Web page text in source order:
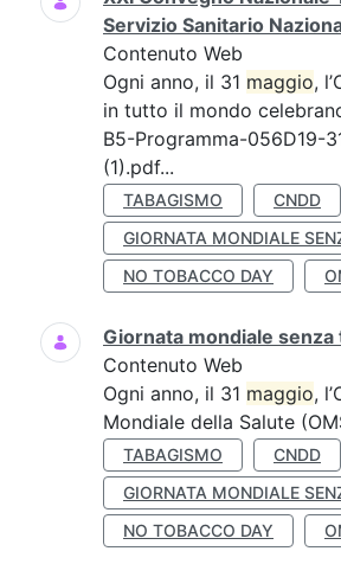
Servizio Sanitario
Contenuto Web
Ogni anno, il 31 maggio,
in tutto il mondo
B5-Programma-056D19-
(1).pdf...
TABAGISMO
CNDD
GIORNATA MONDIALE
NO TOBACCO DAY
Giornata mondiale senza
Contenuto Web
Ogni anno, il 31 maggio,
Mondiale della Salute
TABAGISMO
CNDD
GIORNATA MONDIALE
NO TOBACCO DAY